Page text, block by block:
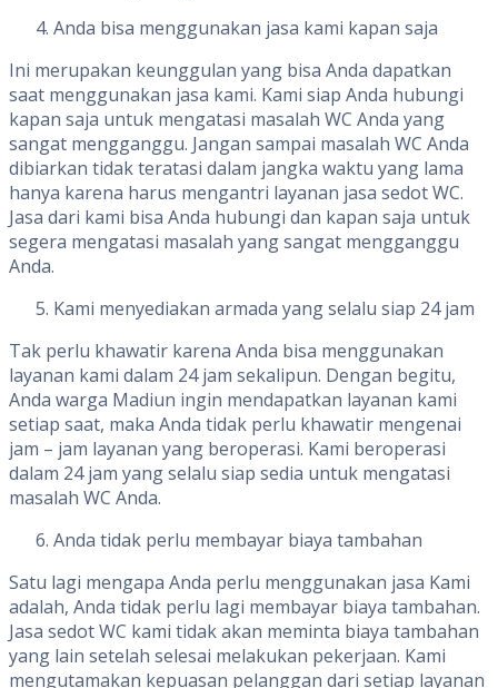
Anda bisa menggunakan jasa kami kapan saja
Ini merupakan keunggulan yang bisa Anda dapatkan
saat menggunakan jasa kami. Kami siap Anda hubungi
kapan saja untuk mengatasi masalah WC Anda yang
sangat mengganggu. Jangan sampai masalah WC Anda
dibiarkan tidak teratasi dalam jangka waktu yang lama
hanya karena harus mengantri layanan jasa sedot WC.
Jasa dari kami bisa Anda hubungi dan kapan saja untuk
segera mengatasi masalah yang sangat mengganggu
Anda.
Kami menyediakan armada yang selalu siap 24 jam
Tak perlu khawatir karena Anda bisa menggunakan
layanan kami dalam 24 jam sekalipun. Dengan begitu,
Anda warga Madiun ingin mendapatkan layanan kami
setiap saat, maka Anda tidak perlu khawatir mengenai
jam – jam layanan yang beroperasi. Kami beroperasi
dalam 24 jam yang selalu siap sedia untuk mengatasi
masalah WC Anda.
Anda tidak perlu membayar biaya tambahan
Satu lagi mengapa Anda perlu menggunakan jasa Kami
adalah, Anda tidak perlu lagi membayar biaya tambahan.
Jasa sedot WC kami tidak akan meminta biaya tambahan
yang lain setelah selesai melakukan pekerjaan. Kami
mengutamakan kepuasan pelanggan dari setiap layanan